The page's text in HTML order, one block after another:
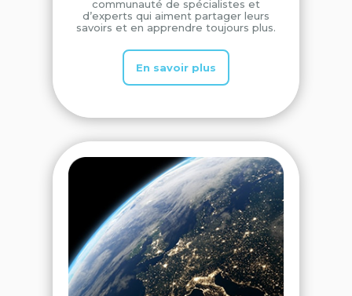
communauté de spécialistes et
d’experts qui aiment partager leurs
savoirs et en apprendre toujours plus.
En savoir plus